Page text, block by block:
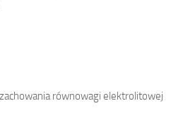
równowagi elektrolitowej